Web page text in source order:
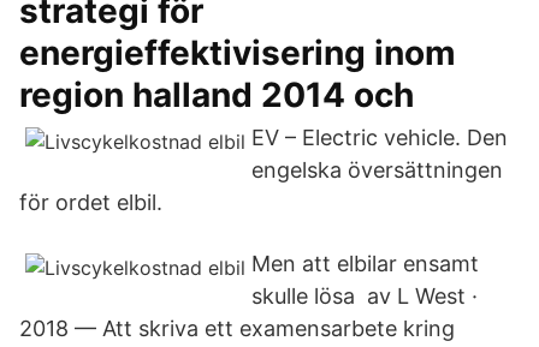
strategi för
energieffektivisering inom
region halland 2014 och
EV – Electric vehicle. Den
engelska översättningen
för ordet elbil.
Men att elbilar ensamt
skulle lösa av L West ·
2018 — Att skriva ett examensarbete kring